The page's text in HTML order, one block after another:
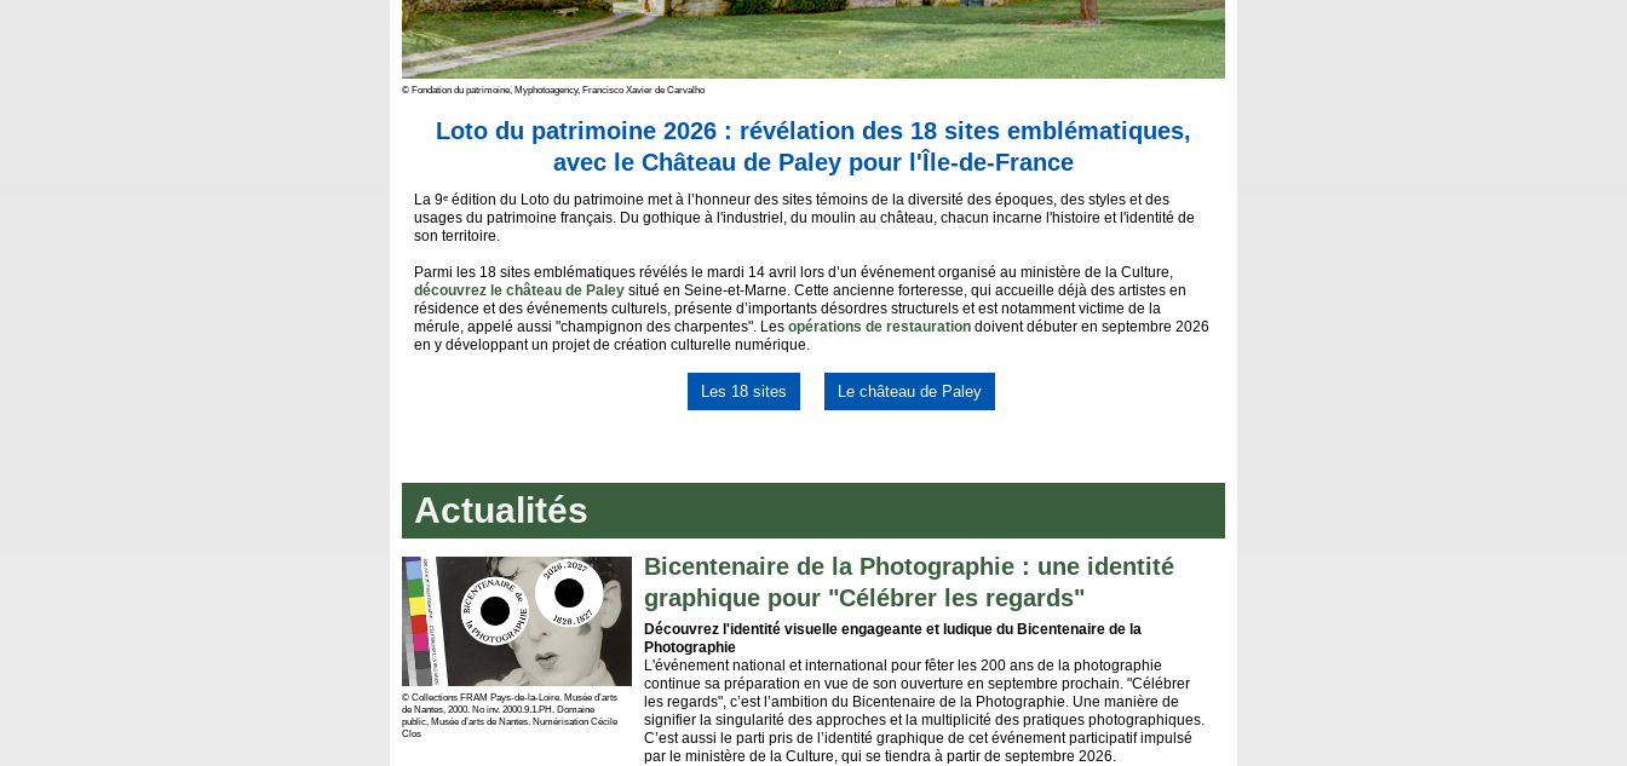
© Fondation du patrimoine, Myphotoagency, Francisco Xavier de Carvalho
Loto du patrimoine 2026 : révélation des 18 sites emblématiques,
avec le Château de Paley pour l'Île-de-France
La 9ᵉ édition du Loto du patrimoine met à l’honneur des sites témoins de la diversité des époques, des styles et des
usages du patrimoine français. Du gothique à l'industriel, du moulin au château, chacun incarne l'histoire et l'identité de
son territoire.
Parmi les 18 sites emblématiques révélés le mardi 14 avril lors d’un événement organisé au ministère de la Culture,
découvrez le château de Paley situé en Seine-et-Marne. Cette ancienne forteresse, qui accueille déjà des artistes en
résidence et des événements culturels, présente d’importants désordres structurels et est notamment victime de la
mérule, appelé aussi "champignon des charpentes". Les opérations de restauration doivent débuter en septembre 2026
en y développant un projet de création culturelle numérique.
Les 18 sites Le château de Paley
Actualités
© Collections FRAM Pays-de-la-Loire. Musée d’arts
de Nantes, 2000. No inv. 2000.9.1.PH. Domaine
public, Musée d’arts de Nantes. Numérisation Cécile
Clos
Bicentenaire de la Photographie : une identité
graphique pour "Célébrer les regards"
Découvrez l'identité visuelle engageante et ludique du Bicentenaire de la
Photographie
L'événement national et international pour fêter les 200 ans de la photographie
continue sa préparation en vue de son ouverture en septembre prochain. "Célébrer
les regards", c’est l’ambition du Bicentenaire de la Photographie. Une manière de
signifier la singularité des approches et la multiplicité des pratiques photographiques.
C’est aussi le parti pris de l’identité graphique de cet événement participatif impulsé
par le ministère de la Culture, qui se tiendra à partir de septembre 2026.